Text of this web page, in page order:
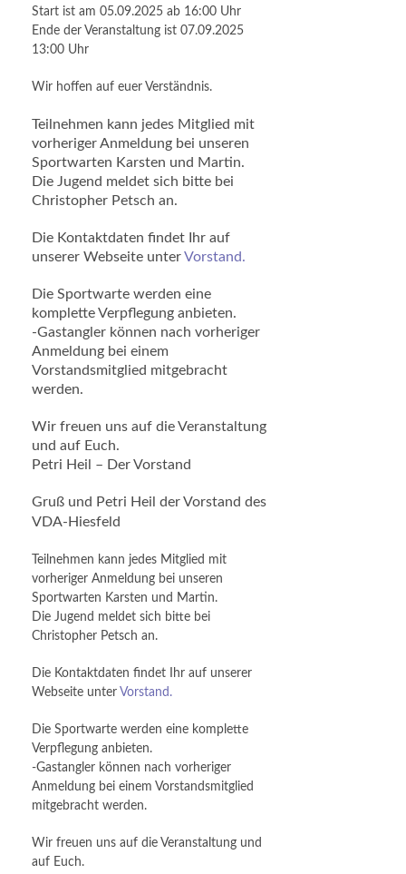
Start ist am 05.09.2025 ab 16:00 Uhr
Ende der Veranstaltung ist 07.09.2025
13:00 Uhr
Wir hoffen auf euer Verständnis.
Teilnehmen kann jedes Mitglied mit
vorheriger Anmeldung bei unseren
Sportwarten Karsten und Martin.
Die Jugend meldet sich bitte bei
Christopher Petsch an.
Die Kontaktdaten findet Ihr auf
unserer Webseite unterVorstand.
Die Sportwarte werden eine
komplette Verpflegung anbieten.
-Gastangler können nach vorheriger
Anmeldung bei einem
Vorstandsmitglied mitgebracht
werden.
Wir freuen uns auf die Veranstaltung
und auf Euch.
Petri Heil – Der Vorstand
Gruß und Petri Heil der Vorstand des
VDA-Hiesfeld
Teilnehmen kann jedes Mitglied mit
vorheriger Anmeldung bei unseren
Sportwarten Karsten und Martin.
Die Jugend meldet sich bitte bei
Christopher Petsch an.
Die Kontaktdaten findet Ihr auf unserer
Webseite unter Vorstand.
Die Sportwarte werden eine komplette
Verpflegung anbieten.
-Gastangler können nach vorheriger
Anmeldung bei einem Vorstandsmitglied
mitgebracht werden.
Wir freuen uns auf die Veranstaltung und
auf Euch.